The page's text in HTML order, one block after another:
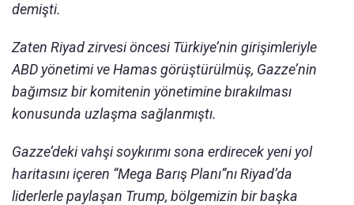
demişti.
Zaten Riyad zirvesi öncesi Türkiye’nin girişimleriyle
ABD yönetimi ve Hamas görüştürülmüş, Gazze’nin
bağımsız bir komitenin yönetimine bırakılması
konusunda uzlaşma sağlanmıştı.
Gazze’deki vahşi soykırımı sona erdirecek yeni yol
haritasını içeren “Mega Barış Planı”nı Riyad’da
liderlerle paylaşan Trump, bölgemizin bir başka